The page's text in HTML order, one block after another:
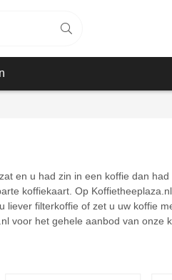
en u had zin in een koffie dan had
koffiekaart. Op
filterkoffie of zet u uw koffie
voor het gehele aanbod van onze